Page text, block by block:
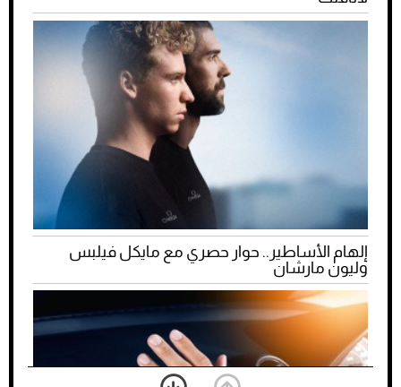
إلهام الأساطير.. حوار حصري مع مايكل فيلبس
وليون مارشان